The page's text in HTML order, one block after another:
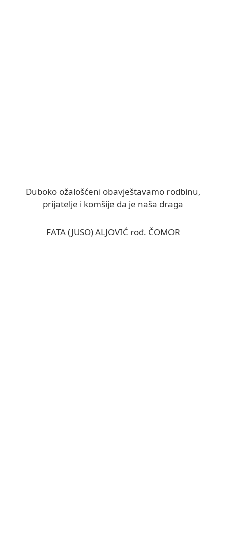
Duboko ožalošćeni obavještavamo rodbinu,
prijatelje i komšije da je naša draga
FATA (JUSO) ALJOVIĆ rođ. ČOMOR